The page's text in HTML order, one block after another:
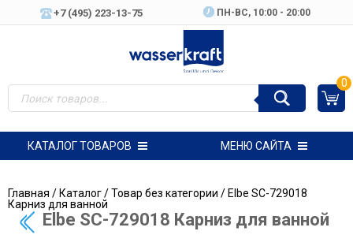
+7 (495) 223-13-75 ПН-ВC, 10:00 - 20:00
0
КАТАЛОГ ТОВАРОВ МЕНЮ САЙТА
Главная /Каталог/Товар без категории / Elbe SC-729018
Карниз для ванной
Elbe SC-729018 Карниз для ванной